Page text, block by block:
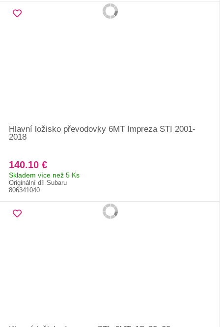
Hlavní ložisko převodovky 6MT Impreza STI 2001-
2018
140.10 €
Skladem více než 5 Ks
Originální díl Subaru
806341040